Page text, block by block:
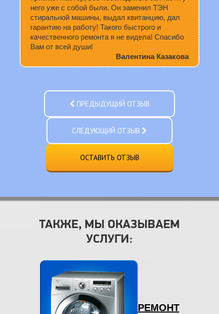
него уже с собой были. Он заменил ТЭН
стиральной машины, выдал квитанцию, дал
гарантию на работу! Такого быстрого и
качественного ремонта я не видела! Спасибо
Вам от всей души!
Валентина Казакова
ПРЕДЫДУЩИЙ ОТЗЫВ
СЛЕДУЮЩИЙ ОТЗЫВ
ОСТАВИТЬ ОТЗЫВ
ТАКЖЕ, МЫ ОКАЗЫВАЕМ
УСЛУГИ:
РЕМОНТ